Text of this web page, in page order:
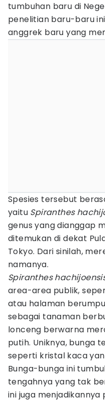
tumbuhan baru di
penelitian baru-baru
anggrek baru yang
Spesies tersebut
yaitu Spiranthes
genus yang dianggap
ditemukan di dekat
Tokyo. Dari sinilah,
namanya.
Spiranthes
area-area publik,
atau halaman
sebagai tanaman
lonceng berwarna
putih. Uniknya, bunga
seperti kristal kaca
Bunga-bunga ini
tengahnya yang tak
ini juga